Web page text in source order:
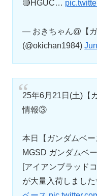
🔴HGUC…
— おきちゃん@【ガ
(@okichan1984)
25年6月21日(土)【
情報③
本日【ガンダムベ
MGSD ガンダムベ
[アイアンブラッド
が大量入荷しました